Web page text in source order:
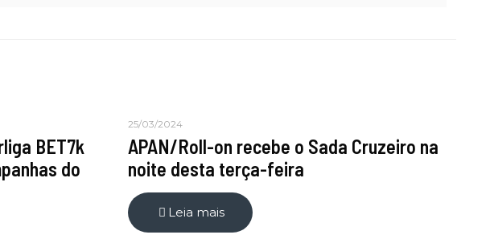
BET7k
do
25/03/2024
APAN/Roll-on recebe o Sada Cruzeiro na
noite desta terça-feira
Leia mais